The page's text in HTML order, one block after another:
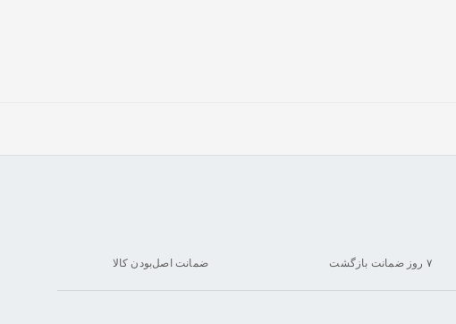
۷ روز ضمانت بازگشت ضمانت اصل‌بودن کالا